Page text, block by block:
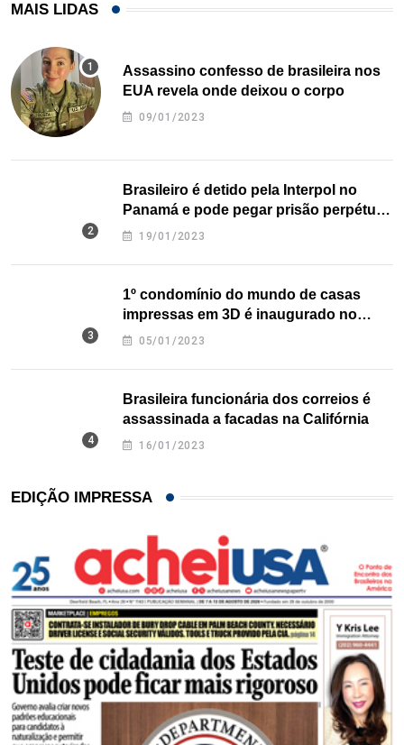
MAIS LIDAS
Assassino confesso de brasileira nos
EUA revela onde deixou o corpo
09/01/2023
Brasileiro é detido pela Interpol no
Panamá e pode pegar prisão perpétua
nos EUA
19/01/2023
1º condomínio do mundo de casas
impressas em 3D é inaugurado no
Texas
05/01/2023
Brasileira funcionária dos correios é
assassinada a facadas na Califórnia
16/01/2023
EDIÇÃO IMPRESSA